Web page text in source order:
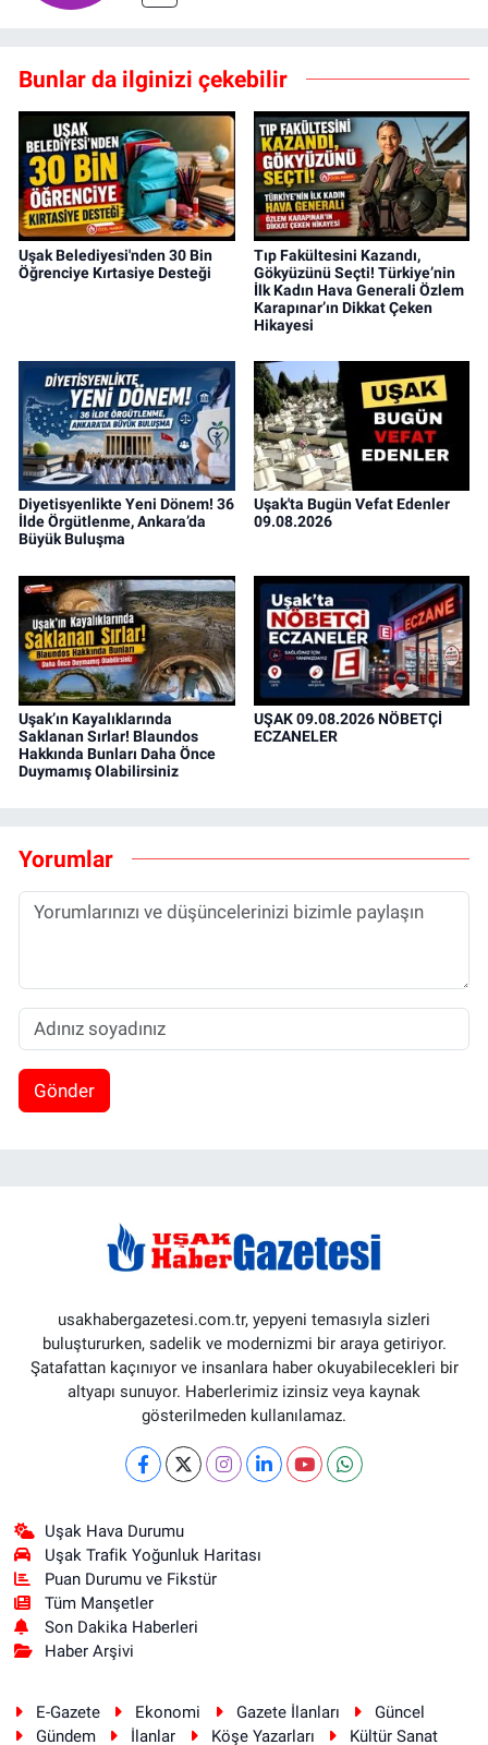
Bunlar da ilginizi çekebilir
Uşak Belediyesi'nden 30 Bin
Öğrenciye Kırtasiye Desteği
Tıp Fakültesini Kazandı,
Gökyüzünü Seçti! Türkiye’nin
İlk Kadın Hava Generali Özlem
Karapınar’ın Dikkat Çeken
Hikayesi
Diyetisyenlikte Yeni Dönem! 36
İlde Örgütlenme, Ankara’da
Büyük Buluşma
Uşak'ta Bugün Vefat Edenler
09.08.2026
Uşak’ın Kayalıklarında
Saklanan Sırlar! Blaundos
Hakkında Bunları Daha Önce
Duymamış Olabilirsiniz
UŞAK 09.08.2026 NÖBETÇİ
ECZANELER
Yorumlar
Gönder
usakhabergazetesi.com.tr, yepyeni temasıyla sizleri
buluştururken, sadelik ve modernizmi bir araya getiriyor.
Şatafattan kaçınıyor ve insanlara haber okuyabilecekleri bir
altyapı sunuyor. Haberlerimiz izinsiz veya kaynak
gösterilmeden kullanılamaz.
Uşak Hava Durumu
Uşak Trafik Yoğunluk Haritası
Puan Durumu ve Fikstür
Tüm Manşetler
Son Dakika Haberleri
Haber Arşivi
E-Gazete Ekonomi Gazete İlanları
Güncel
Gündem
İlanlar Köşe Yazarları Kültür Sanat